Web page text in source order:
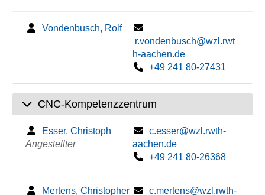
Vondenbusch, Rolf
r.vondenbusch@wzl.rwt
h-aachen.de
+49 241 80-27431
CNC-Kompetenzzentrum
Esser, Christoph
Angestellter
c.esser@wzl.rwth-
aachen.de
+49 241 80-26368
Mertens, Christopher
c.mertens@wzl.rwth-